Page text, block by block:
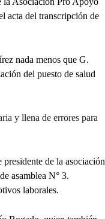
acta del transcripción de
nada menos que G.
del puesto de salud
y llena de errores para
de la asociación
asamblea N° 3.
laborales.